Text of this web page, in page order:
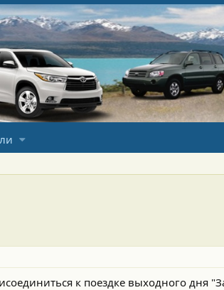
к поездке выходного дня